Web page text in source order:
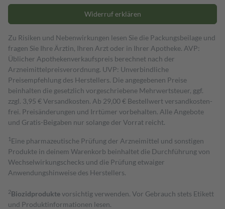
Widerruf erklären
Zu Risiken und Nebenwirkungen lesen Sie die Packungsbeilage und
fragen Sie Ihre Ärztin, Ihren Arzt oder in Ihrer Apotheke. AVP:
Üblicher Apothekenverkaufspreis berechnet nach der
Arzneimittelpreisverordnung. UVP: Unverbindliche
Preisempfehlung des Herstellers. Die angegebenen Preise
beinhalten die gesetzlich vorgeschriebene Mehrwertsteuer, ggf.
zzgl. 3,95 € Versandkosten. Ab 29,00 € Bestell­wert versand­kosten­
frei. Preisänderungen und Irrtümer vorbehalten. Alle Angebote
und Gratis-Beigaben nur solange der Vorrat reicht.
1 Eine pharmazeutische Prüfung der Arzneimittel und sonstigen
Produkte in deinem Warenkorb beinhaltet die Durchführung von
Wechselwirkungschecks und die Prüfung etwaiger
Anwendungshinweise des Herstellers.
2Biozidproduktevorsichtig verwenden. Vor Gebrauch stets Etikett
und Produktinformationen lesen.